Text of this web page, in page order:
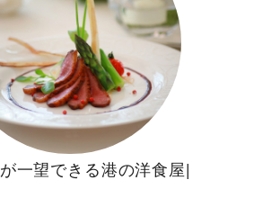
イベント/パーティー
が一望でき る港の洋食屋